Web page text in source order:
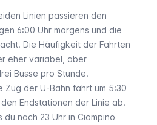
Linien passieren den
6:00 Uhr morgens und die
Die Häufigkeit der Fahrten
eher variabel, aber
Busse pro Stunde.
der U-Bahn fährt um 5:30
Endstationen der Linie ab.
nach 23 Uhr in Ciampino